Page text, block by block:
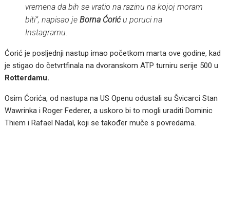
vremena da bih se vratio na razinu na kojoj moram
biti”, napisao jeBorna Ćoriću poruci na
Instagramu.
Ćorić je posljednji nastup imao početkom marta ove godine, kad
je stigao do četvrtfinala na dvoranskom ATP turniru serije 500 u
Rotterdamu.
Osim Ćorića, od nastupa na US Openu odustali su Švicarci Stan
Wawrinka i Roger Federer, a uskoro bi to mogli uraditi Dominic
Thiem i Rafael Nadal, koji se također muče s povredama.